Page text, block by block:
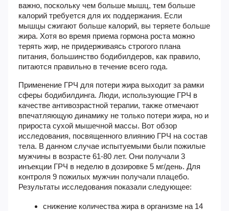
важно, поскольку чем больше мышц, тем больше
калорий требуется для их поддержания. Если
мышцы сжигают больше калорий, вы теряете больше
жира. Хотя во время приема гормона роста можно
терять жир, не придерживаясь строгого плана
питания, большинство бодибилдеров, как правило,
питаются правильно в течение всего года.
Применение ГРЧ для потери жира выходит за рамки
сферы бодибилдинга. Люди, использующие ГРЧ в
качестве антивозрастной терапии, также отмечают
впечатляющую динамику не только потери жира, но и
прироста сухой мышечной массы. Вот обзор
исследования, посвященного влиянию ГРЧ на состав
тела. В данном случае испытуемыми были пожилые
мужчины в возрасте 61-80 лет. Они получали 3
инъекции ГРЧ в неделю в дозировке 5 мг/день. Для
контроля 9 пожилых мужчин получали плацебо.
Результаты исследования показали следующее:
снижение количества жира в организме на 14